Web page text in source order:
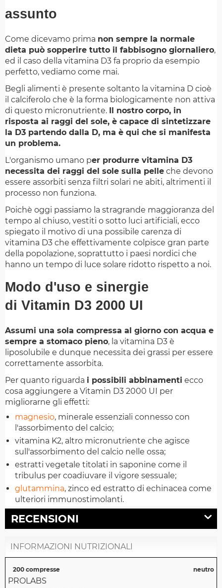
assunto
Come dicevamo prima non sempre la normale
dieta può sopperire tutto il fabbisogno giornaliero,
ed il caso della vitamina D3 fa proprio da esempio
perfetto, vediamo come mai.
Begli alimenti è presente soltanto la vitamina D cioè
il calciferolo che è la forma biologicamente non attiva
di questo micronutriente.
Il nostro corpo, in
risposta ai raggi del sole, è capace di sintetizzare
la D3 partendo dalla D, ma è qui che si manifesta
un problema.
L'organismo umano per produrre vitamina D3
necessita dei raggi del sole sulla pelle che devono
essere assorbiti senza filtri solari ne abiti, altrimenti il
processo non funziona.
Poichè oggi passiamo la stragrande maggioranza del
tempo al chiuso, vestiti o sotto luci artificiali, ecco
spiegato il motivo di una possibile carenza di
vitamina D3 che effettivamente colpisce gran parte
della popolazione, soprattutto i paesi nordici che
hanno un tempo di luce solare ridotto rispetto a noi.
Modo d'uso e sinergie
di Vitamin D3 2000 UI
Assumi una sola compressa al giorno con acqua e
sempre a stomaco pieno, la vitamina D3 è
liposolubile e dunque necessita dei grassi per essere
correttamente assorbita.
Per quanto riguarda i possibili abbinamenti ecco
cosa aggiungere a Vitamin D3 2000 UI per
migliorarne gli effetti:
magnesio, minerale essenziali connesso con
l'assorbimento del calcio;
vitamina K2, altro micronutriente che agisce
sull'assorbimento del calcio nelle ossa;
estratti vegetale titolati in saponine come il
tribulus per coadiuvare il vigore sessuale;
glutammina, zinco ed estratto di echinacea come
ulteriori immunostimolanti.
RECENSIONI
INFORMAZIONI NUTRIZIONALI
200 compresse neutro
PROLABS